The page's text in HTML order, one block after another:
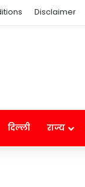
Disclaimer
दिल्ली राज्य